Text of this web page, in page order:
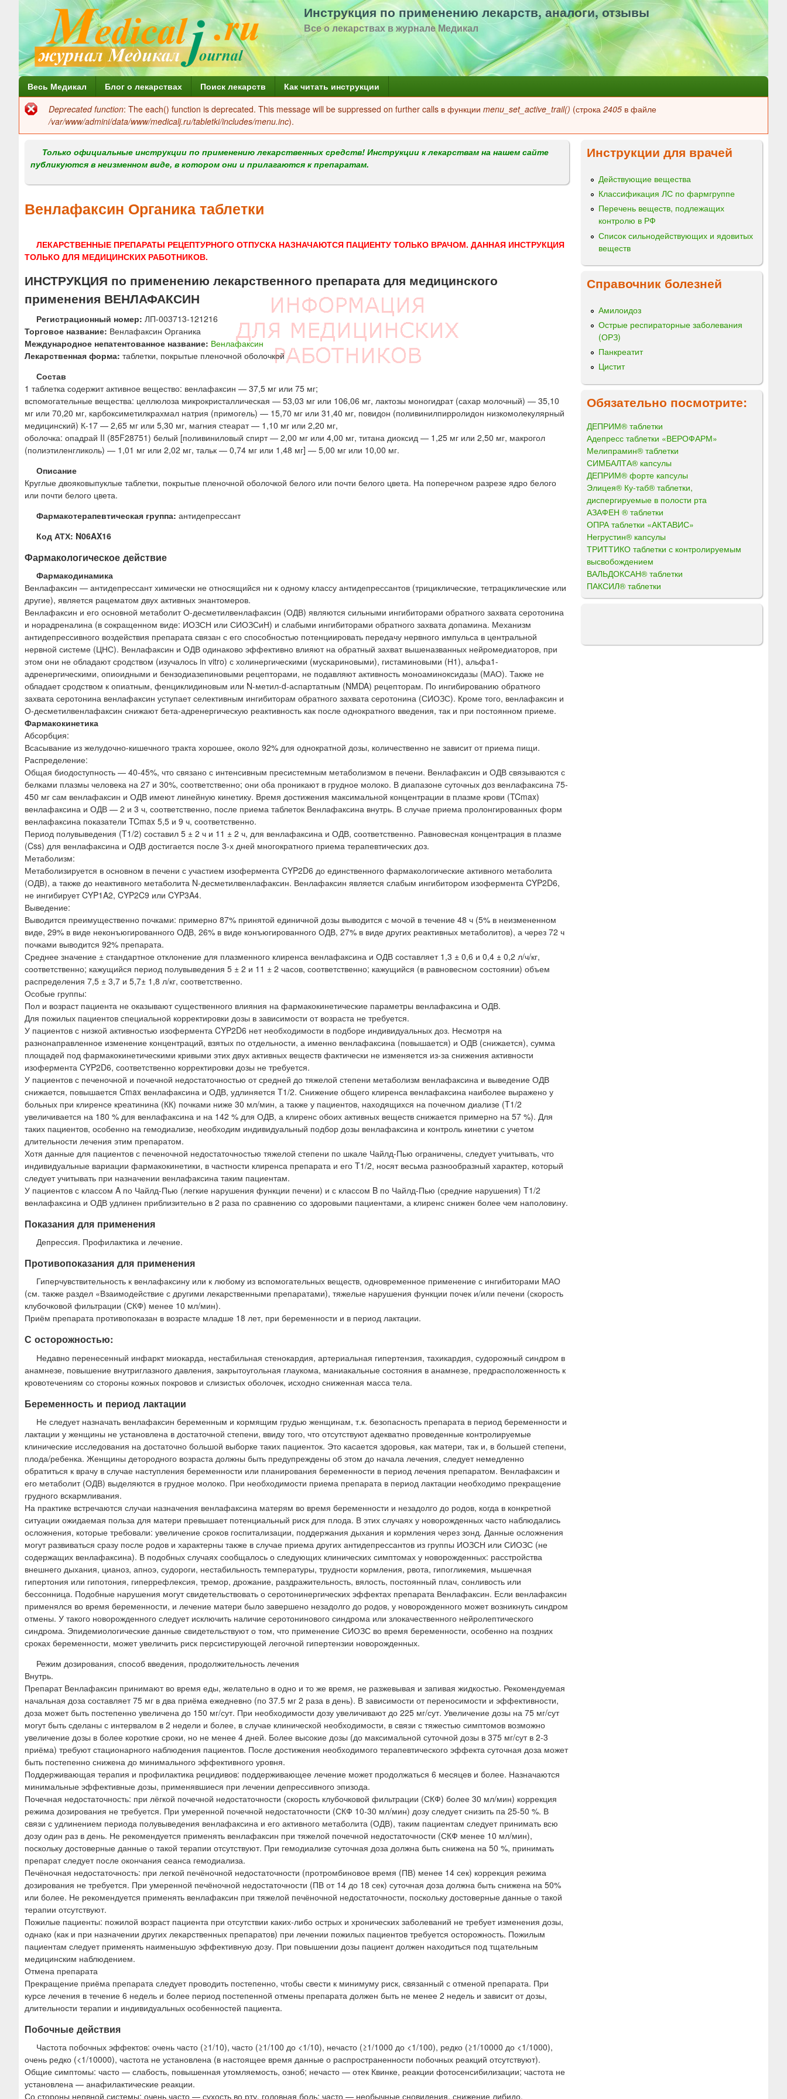
Перейти
к
содержанию
Инструкция по применению лекарств, аналоги, отзывы
Все о лекарствах в журнале Медикал
Г
л
н
м
н
Весь Медикал Блог о лекарствах Поиск лекарств Как читать инструкции
Сообщение
об
ошибке
Deprecated function: The each() function is deprecated. This message will be suppressed on further calls в функции menu_set_active_trail() (строка 2405 в файле
/var/www/admini/data/www/medicalj.ru/tabletki/includes/menu.inc).
Только официальные инструкции по применению лекарственных средств! Инструкции к лекарствам на нашем сайте
публикуются в неизменном виде, в котором они и прилагаются к препаратам.
Венлафаксин Органика таблетки
ЛЕКАРСТВЕННЫЕ ПРЕПАРАТЫ РЕЦЕПТУРНОГО ОТПУСКА НАЗНАЧАЮТСЯ ПАЦИЕНТУ ТОЛЬКО ВРАЧОМ. ДАННАЯ ИНСТРУКЦИЯ
ТОЛЬКО ДЛЯ МЕДИЦИНСКИХ РАБОТНИКОВ.
ИНСТРУКЦИЯ по применению лекарственного препарата для медицинского
применения ВЕНЛАФАКСИН
Регистрационный номер: ЛП-003713-121216
Торговое название: Венлафаксин Органика
Международное непатентованное название: Венлафаксин
Лекарственная форма: таблетки, покрытые пленочной оболочкой
Состав
1 таблетка содержит активное вещество: венлафаксин — 37,5 мг или 75 мг;
вспомогательные вещества: целлюлоза микрокристаллическая — 53,03 мг или 106,06 мг, лактозы моногидрат (сахар молочный) — 35,10
мг или 70,20 мг, карбоксиметилкрахмал натрия (примогель) — 15,70 мг или 31,40 мг, повидон (поливинилпирролидон низкомолекулярный
медицинский) К-17 — 2,65 мг или 5,30 мг, магния стеарат — 1,10 мг или 2,20 мг,
оболочка: опадрай II (85F28751) белый [поливиниловый спирт — 2,00 мг или 4,00 мг, титана диоксид — 1,25 мг или 2,50 мг, макрогол
(полиэтиленгликоль) — 1,01 мг или 2,02 мг, тальк — 0,74 мг или 1,48 мг] — 5,00 мг или 10,00 мг.
Описание
Круглые двояковыпуклые таблетки, покрытые пленочной оболочкой белого или почти белого цвета. На поперечном разрезе ядро белого
или почти белого цвета.
Фармакотерапевтическая группа: антидепрессант
Код АТХ: N06AX16
Фармакологическое действие
Фармакодинамика
Венлафаксин — антидепрессант химически не относящийся ни к одному классу антидепрессантов (трициклические, тетрациклические или
другие), является рацематом двух активных энантомеров.
Венлафаксин и его основной метаболит О-десметилвенлафаксин (ОДВ) являются сильными ингибиторами обратного захвата серотонина
и норадреналина (в сокращенном виде: ИОЗСН или СИОЗСиН) и слабыми ингибиторами обратного захвата допамина. Механизм
антидепрессивного воздействия препарата связан с его способностью потенциировать передачу нервного импульса в центральной
нервной системе (ЦНС). Венлафаксин и ОДВ одинаково эффективно влияют на обратный захват вышеназванных нейромедиаторов, при
этом они не обладают сродством (изучалось in vitro) с холинергическими (мускариновыми), гистаминовыми (Н1), альфа1-
адренергическими, опиоидными и бензодиазепиновыми рецепторами, не подавляют активность моноаминоксидазы (МАО). Также не
обладает сродством к опиатным, фенциклидиновым или N-метил-d-аспартатным (NMDA) рецепторам. По ингибированию обратного
захвата серотонина венлафаксин уступает селективным ингибиторам обратного захвата серотонина (СИОЗС). Кроме того, венлафаксин и
О-десметилвенлафаксин снижают бета-адренергическую реактивность как после однократного введения, так и при постоянном приеме.
Фармакокинетика
Абсорбция:
Всасывание из желудочно-кишечного тракта хорошее, около 92% для однократной дозы, количественно не зависит от приема пищи.
Распределение:
Общая биодоступность — 40-45%, что связано с интенсивным пресистемным метаболизмом в печени. Венлафаксин и ОДВ связываются с
белками плазмы человека на 27 и 30%, соответственно; они оба проникают в грудное молоко. В диапазоне суточных доз венлафаксина 75-
450 мг сам венлафаксин и ОДВ имеют линейную кинетику. Время достижения максимальной концентрации в плазме крови (TCmax)
венлафаксина и ОДВ — 2 и 3 ч, соответственно, после приема таблеток Венлафаксина внутрь. В случае приема пролонгированных форм
венлафаксина показатели TCmax 5,5 и 9 ч, соответственно.
Период полувыведения (T1/2) составил 5 ± 2 ч и 11 ± 2 ч, для венлафаксина и ОДВ, соответственно. Равновесная концентрация в плазме
(Css) для венлафаксина и ОДВ достигается после 3-х дней многократного приема терапевтических доз.
Метаболизм:
Метаболизируется в основном в печени с участием изофермента CYP2D6 до единственного фармакологические активного метаболита
(ОДВ), а также до неактивного метаболита N-десметилвенлафаксин. Венлафаксин является слабым ингибитором изофермента CYP2D6,
не ингибирует CYP1A2, CYP2C9 или CYP3A4.
Выведение:
Выводится преимущественно почками: примерно 87% принятой единичной дозы выводится с мочой в течение 48 ч (5% в неизмененном
виде, 29% в виде неконъюгированного ОДВ, 26% в виде конъюгированного ОДВ, 27% в виде других реактивных метаболитов), а через 72 ч
почками выводится 92% препарата.
Среднее значение ± стандартное отклонение для плазменного клиренса венлафаксина и ОДВ составляет 1,3 ± 0,6 и 0,4 ± 0,2 л/ч/кг,
соответственно; кажущийся период полувыведения 5 ± 2 и 11 ± 2 часов, соответственно; кажущийся (в равновесном состоянии) объем
распределения 7,5 ± 3,7 и 5,7± 1,8 л/кг, соответственно.
Особые группы:
Пол и возраст пациента не оказывают существенного влияния на фармакокинетические параметры венлафаксина и ОДВ.
Для пожилых пациентов специальной корректировки дозы в зависимости от возраста не требуется.
У пациентов с низкой активностью изофермента CYP2D6 нет необходимости в подборе индивидуальных доз. Несмотря на
разнонаправленное изменение концентраций, взятых по отдельности, а именно венлафаксина (повышается) и ОДВ (снижается), сумма
площадей под фармакокинетическими кривыми этих двух активных веществ фактически не изменяется из-за снижения активности
изофермента CYP2D6, соответственно корректировки дозы не требуется.
У пациентов с печеночной и почечной недостаточностью от средней до тяжелой степени метаболизм венлафаксина и выведение ОДВ
снижается, повышается Cmax венлафаксина и ОДВ, удлиняется T1/2. Снижение общего клиренса венлафаксина наиболее выражено у
больных при клиренсе креатинина (КК) почками ниже 30 мл/мин, а также у пациентов, находящихся на почечном диализе (T1/2
увеличивается на 180 % для венлафаксина и на 142 % для ОДВ, а клиренс обоих активных веществ снижается примерно на 57 %). Для
таких пациентов, особенно на гемодиализе, необходим индивидуальный подбор дозы венлафаксина и контроль кинетики с учетом
длительности лечения этим препаратом.
Хотя данные для пациентов с печеночной недостаточностью тяжелой степени по шкале Чайлд-Пью ограничены, следует учитывать, что
индивидуальные вариации фармакокинетики, в частности клиренса препарата и его T1/2, носят весьма разнообразный характер, который
следует учитывать при назначении венлафаксина таким пациентам.
У пациентов с классом A по Чайлд-Пью (легкие нарушения функции печени) и с классом B по Чайлд-Пью (средние нарушения) T1/2
венлафаксина и ОДВ удлинен приблизительно в 2 раза по сравнению со здоровыми пациентами, а клиренс снижен более чем наполовину.
Показания для применения
Депрессия. Профилактика и лечение.
Противопоказания для применения
Гиперчувствительность к венлафаксину или к любому из вспомогательных веществ, одновременное применение с ингибиторами МАО
(см. также раздел «Взаимодействие с другими лекарственными препаратами), тяжелые нарушения функции почек и/или печени (скорость
клубочковой фильтрации (СКФ) менее 10 мл/мин).
Приём препарата противопоказан в возрасте младше 18 лет, при беременности и в период лактации.
С осторожностью:
Недавно перенесенный инфаркт миокарда, нестабильная стенокардия, артериальная гипертензия, тахикардия, судорожный синдром в
анамнезе, повышение внутриглазного давления, закрытоугольная глаукома, маниакальные состояния в анамнезе, предрасположенность к
кровотечениям со стороны кожных покровов и слизистых оболочек, исходно сниженная масса тела.
Беременность и период лактации
Не следует назначать венлафаксин беременным и кормящим грудью женщинам, т.к. безопасность препарата в период беременности и
лактации у женщины не установлена в достаточной степени, ввиду того, что отсутствуют адекватно проведенные контролируемые
клинические исследования на достаточно большой выборке таких пациенток. Это касается здоровья, как матери, так и, в большей степени,
плода/ребенка. Женщины детородного возраста должны быть предупреждены об этом до начала лечения, следует немедленно
обратиться к врачу в случае наступления беременности или планирования беременности в период лечения препаратом. Венлафаксин и
его метаболит (ОДВ) выделяются в грудное молоко. При необходимости приема препарата в период лактации необходимо прекращение
грудного вскармливания.
На практике встречаются случаи назначения венлафаксина матерям во время беременности и незадолго до родов, когда в конкретной
ситуации ожидаемая польза для матери превышает потенциальный риск для плода. В этих случаях у новорожденных часто наблюдались
осложнения, которые требовали: увеличение сроков госпитализации, поддержания дыхания и кормления через зонд. Данные осложнения
могут развиваться сразу после родов и характерны также в случае приема других антидепрессантов из группы ИОЗСН или СИОЗС (не
содержащих венлафаксина). В подобных случаях сообщалось о следующих клинических симптомах у новорожденных: расстройства
внешнего дыхания, цианоз, апноэ, судороги, нестабильность температуры, трудности кормления, рвота, гипогликемия, мышечная
гипертония или гипотония, гиперрефлексия, тремор, дрожание, раздражительность, вялость, постоянный плач, сонливость или
бессонница. Подобные нарушения могут свидетельствовать о серотонинергических эффектах препарата Венлафаксин. Если венлафаксин
применялся во время беременности, и лечение матери было завершено незадолго до родов, у новорожденного может возникнуть синдром
отмены. У такого новорожденного следует исключить наличие серотонинового синдрома или злокачественного нейролептического
синдрома. Эпидемиологические данные свидетельствуют о том, что применение СИОЗС во время беременности, особенно на поздних
сроках беременности, может увеличить риск персистирующей легочной гипертензии новорожденных.
Режим дозирования, способ введения, продолжительность лечения
Внутрь.
Препарат Венлафаксин принимают во время еды, желательно в одно и то же время, не разжевывая и запивая жидкостью. Рекомендуемая
начальная доза составляет 75 мг в два приёма ежедневно (по 37.5 мг 2 раза в день). В зависимости от переносимости и эффективности,
доза может быть постепенно увеличена до 150 мг/сут. При необходимости дозу увеличивают до 225 мг/сут. Увеличение дозы на 75 мг/сут
могут быть сделаны с интервалом в 2 недели и более, в случае клинической необходимости, в связи с тяжестью симптомов возможно
увеличение дозы в более короткие сроки, но не менее 4 дней. Более высокие дозы (до максимальной суточной дозы в 375 мг/сут в 2-3
приёма) требуют стационарного наблюдения пациентов. После достижения необходимого терапевтического эффекта суточная доза может
быть постепенно снижена до минимального эффективного уровня.
Поддерживающая терапия и профилактика рецидивов: поддерживающее лечение может продолжаться 6 месяцев и более. Назначаются
минимальные эффективные дозы, применявшиеся при лечении депрессивного эпизода.
Почечная недостаточность: при лёгкой почечной недостаточности (скорость клубочковой фильтрации (СКФ) более 30 мл/мин) коррекция
режима дозирования не требуется. При умеренной почечной недостаточности (СКФ 10-30 мл/мин) дозу следует снизить па 25-50 %. В
связи с удлинением периода полувыведения венлафаксина и его активного метаболита (ОДВ), таким пациентам следует принимать всю
дозу один раз в день. Не рекомендуется применять венлафаксин при тяжелой почечной недостаточности (СКФ менее 10 мл/мин),
поскольку достоверные данные о такой терапии отсутствуют. При гемодиализе суточная доза должна быть снижена на 50 %, принимать
препарат следует после окончания сеанса гемодиализа.
Печёночная недостаточность: при легкой печёночной недостаточности (протромбиновое время (ПВ) менее 14 сек) коррекция режима
дозирования не требуется. При умеренной печёночной недостаточности (ПВ от 14 до 18 сек) суточная доза должна быть снижена на 50%
или более. Не рекомендуется применять венлафаксин при тяжелой печёночной недостаточности, поскольку достоверные данные о такой
терапии отсутствуют.
Пожилые пациенты: пожилой возраст пациента при отсутствии каких-либо острых и хронических заболеваний не требует изменения дозы,
однако (как и при назначении других лекарственных препаратов) при лечении пожилых пациентов требуется осторожность. Пожилым
пациентам следует применять наименьшую эффективную дозу. При повышении дозы пациент должен находиться под тщательным
медицинским наблюдением.
Отмена препарата
Прекращение приёма препарата следует проводить постепенно, чтобы свести к минимуму риск, связанный с отменой препарата. При
курсе лечения в течение 6 недель и более период постепенной отмены препарата должен быть не менее 2 недель и зависит от дозы,
длительности терапии и индивидуальных особенностей пациента.
Побочные действия
Частота побочных эффектов: очень часто (≥1/10), часто (≥1/100 до <1/10), нечасто (≥1/1000 до <1/100), редко (≥1/10000 до <1/1000),
очень редко (<1/10000), частота не установлена (в настоящее время данные о распространенности побочных реакций отсутствуют).
Общие симптомы: часто — слабость, повышенная утомляемость, озноб; нечасто — отек Квинке, реакции фотосенсибилизации; частота не
установлена — анафилактические реакции.
Со стороны нервной системы: очень часто — сухость во рту, головная боль; часто — необычные сновидения, снижение либидо,
Инструкции для врачей
Действующие вещества
Классификация ЛС по фармгруппе
Перечень веществ, подлежащих
контролю в РФ
Список сильнодействующих и ядовитых
веществ
Справочник болезней
Амилоидоз
Острые респираторные заболевания
(ОРЗ)
Панкреатит
Цистит
Обязательно посмотрите:
ДЕПРИМ® таблетки
Адепресс таблетки «ВЕРОФАРМ»
Мелипрамин® таблетки
СИМБАЛТА® капсулы
ДЕПРИМ® форте капсулы
Элицея® Ку-таб® таблетки,
диспергируемые в полости рта
АЗАФЕН ® таблетки
ОПРА таблетки «АКТАВИС»
Негрустин® капсулы
ТРИТТИКО таблетки с контролируемым
высвобождением
ВАЛЬДОКСАН® таблетки
ПАКСИЛ® таблетки